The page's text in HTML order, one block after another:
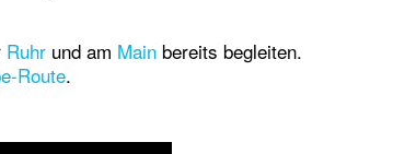
Ruhr und am Main bereits begleiten.
Route.